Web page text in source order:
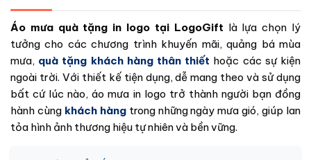
Áo mưa quà tặng in logo tại LogoGift là lựa chọn lý
tưởng cho các chương trình khuyến mãi, quảng bá mùa
mưa, quà tặng khách hàng thân thiết hoặc các sự kiện
ngoài trời. Với thiết kế tiện dụng, dễ mang theo và sử dụng
bất cứ lúc nào, áo mưa in logo trở thành người bạn đồng
hành cùng khách hàngtrong những ngày mưa gió, giúp lan
tỏa hình ảnh thương hiệu tự nhiên và bền vững.